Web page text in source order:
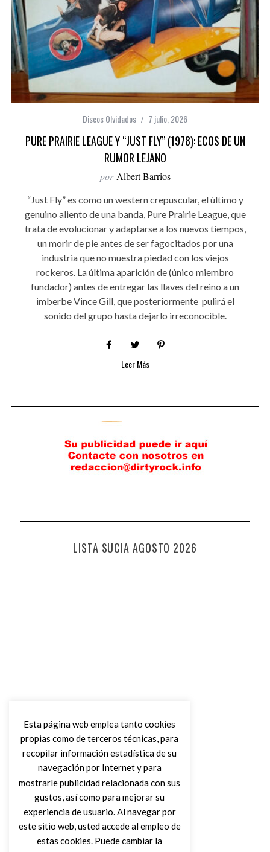
Discos Olvidados 7 julio, 2026
PURE PRAIRIE LEAGUE Y “JUST FLY” (1978): ECOS DE UN
RUMOR LEJANO
por Albert Barrios
“Just Fly” es como un western crepuscular, el último y
genuino aliento de una banda, Pure Prairie League, que
trata de evolucionar y adaptarse a los nuevos tiempos,
un morir de pie antes de ser fagocitados por una
industria que no muestra piedad con los viejos
rockeros. La última aparición de (único miembro
fundador) antes de entregar las llaves del reino a un
imberbe Vince Gill, que posteriormente pulirá el
sonido del grupo hasta dejarlo irreconocible.
Leer Más
LISTA SUCIA AGOSTO 2026
Esta página web emplea tanto cookies
propias como de terceros técnicas, para
recopilar información estadística de su
navegación por Internet y para
mostrarle publicidad relacionada con sus
gustos, así como para mejorar su
experiencia de usuario. Al navegar por
este sitio web, usted accede al empleo de
estas cookies. Puede cambiar la